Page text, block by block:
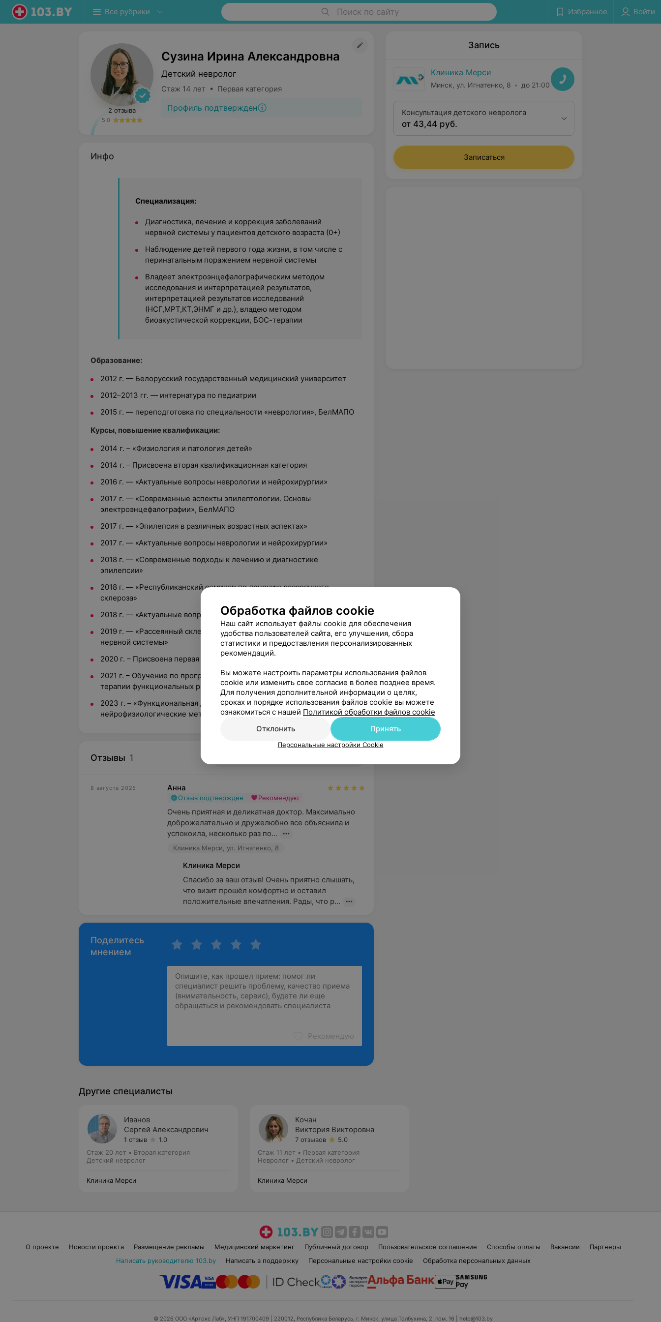
Все рубрики Поиск по сайту Избранное Войти
2 отзыва
5.0
Сузина Ирина Александровна
Детский невролог
Стаж 14 лет • Первая категория
Профиль подтвержден
Инфо
Специализация:
Диагностика, лечение и коррекция заболеваний
нервной системы у пациентов детского возраста (0+)
Наблюдение детей первого года жизни, в том числе с
перинатальным поражением нервной системы
Владеет электроэнцефалографическим методом
исследования и интерпретацией результатов,
интерпретацией результатов исследований
(НСГ,МРТ,КТ,ЭНМГ и др.), владею методом
биоакустической коррекции, БОС-терапии
Образование:
2012 г. — Белорусский государственный медицинский университет
2012–2013 гг. — интернатура по педиатрии
2015 г. — переподготовка по специальности «неврология», БелМАПО
Курсы, повышение квалификации:
2014 г. – «Физиология и патология детей»
2014 г. – Присвоена вторая квалификационная категория
2016 г. — «Актуальные вопросы неврологии и нейрохирургии»
2017 г. — «Современные аспекты эпилептологии. Основы
электроэнцефалографии», БелМАПО
2017 г. — «Эпилепсия в различных возрастных аспектах»
2017 г. — «Актуальные вопросы неврологии и нейрохирургии»
2018 г. — «Современные подходы к лечению и диагностике
эпилепсии»
2018 г. — «Республиканский семинар по лечению рассеянного
склероза»
2018 г. — «Актуальные вопросы неврологии и нейрохирургии»
2019 г. — «Рассеянный склероз и демиелинизирующие заболевания
нервной системы»
2020 г. – Присвоена первая квалификационная категория
2021 г. – Обучение по программе «Биоакустическая коррекция – метод
терапии функциональных расстройств ЦНС», Санкт-Петербург
2023 г. – «Функциональная диагностика в специальности:
нейрофизиологические методы исследования в детской неврологии»
Отзывы 1
8 августа 2025 Анна
Отзыв подтвержден Рекомендую
Очень приятная и деликатная доктор. Максимально
доброжелательно и дружелюбно все объяснила и
успокоила, несколько раз по...
Клиника Мерси, ул. Игнатенко, 8
Клиника Мерси
Спасибо за ваш отзыв! Очень приятно слышать,
что визит прошёл комфортно и оставил
положительные впечатления. Рады, что р...
Поделитесь
мнением
Рекомендую
Запись
Клиника Мерси
Минск, ул. Игнатенко, 8 до 21:00
Консультация детского невролога
от 43,44 руб.
Записаться
Другие специалисты
Иванов
Сергей Александрович
1 отзыв
1.0
Стаж 20 лет • Вторая категория
Детский невролог
Клиника Мерси
Кочан
Виктория Викторовна
7 отзывов
5.0
Стаж 11 лет • Первая категория
Невролог • Детский невролог
Клиника Мерси
О проекте Новости проекта Размещение рекламы Медицинский маркетинг Публичный договор Пользовательское соглашение Способы оплаты Вакансии
Партнеры
Написать руководителю 103.by
Написать в поддержку Персональные настройки cookie Обработка персональных данных
© 2026 ООО «Артокс Лаб», УНП 191700409 | 220012, Республика Беларусь, г. Минск, улица Толбухина, 2, пом. 16 | help@103.by
Обработка файлов cookie
Наш сайт использует файлы cookie для обеспечения
удобства пользователей сайта, его улучшения, сбора
статистики и предоставления персонализированных
рекомендаций.
Вы можете настроить параметры использования файлов
cookie или изменить свое согласие в более позднее время.
Для получения дополнительной информации о целях,
сроках и порядке использования файлов cookie вы можете
ознакомиться с нашей Политикой обработки файлов cookie
Отклонить
Принять
Персональные настройки Cookie